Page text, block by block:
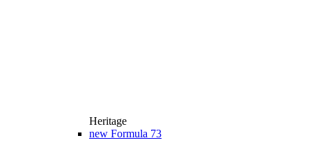
Heritage
new Formula 73